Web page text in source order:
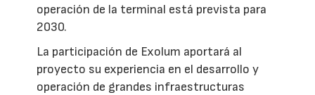
operación de la terminal está prevista para
2030.
La participación de Exolum aportará al
proyecto su experiencia en el desarrollo y
operación de grandes infraestructuras